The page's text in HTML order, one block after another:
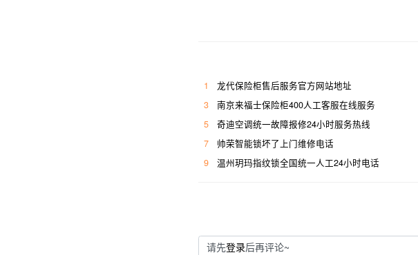
1 龙代保险柜售后服务官方网站地址
3
南京来福士保险柜400人工客服在线服务
5
奇迪空调统一故障报修24小时服务热线
7
帅荣智能锁坏了上门维修电话
9
温州玥玛指纹锁全国统一人工24小时电话
请先登录后再评论~